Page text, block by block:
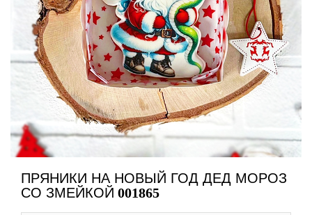
ПРЯНИКИ НА НОВЫЙ ГОД ДЕД МОРОЗ
СО ЗМЕЙКОЙ 001865